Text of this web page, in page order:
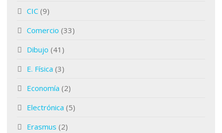
CIC (9)
Comercio (33)
Dibujo (41)
E. Física (3)
Economía (2)
Electrónica (5)
Erasmus (2)